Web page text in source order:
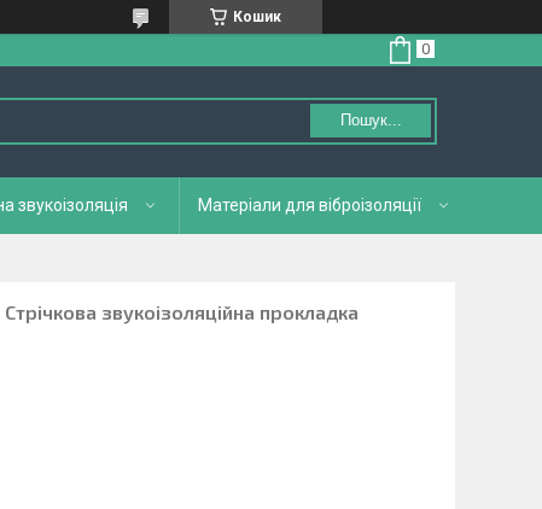
Кошик
Пошук...
звукоізоляція Матеріали для віброізоляції
звукоізоляційна прокладка